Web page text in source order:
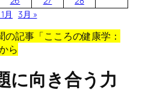
月
3月 »
記事「こころの健康学：
ら
に向き合う力